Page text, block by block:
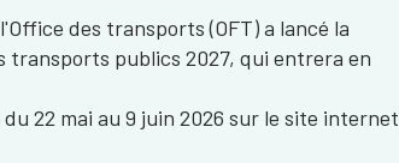
des transports (OFT) a lancé la
publics 2027, qui entrera en
22 mai au 9 juin 2026 sur le site internet